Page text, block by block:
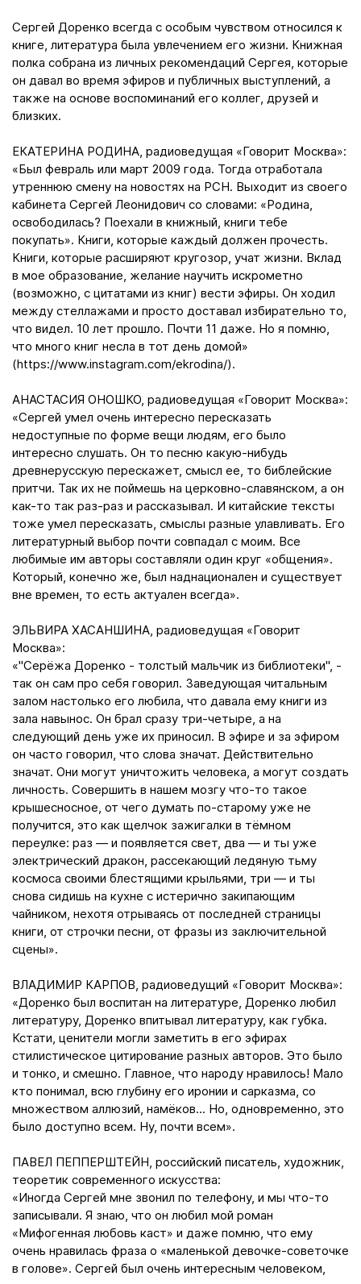
Сергей Доренко всегда с особым чувством относился к
книге, литература была увлечением его жизни. Книжная
полка собрана из личных рекомендаций Сергея, которые
он давал во время эфиров и публичных выступлений, а
также на основе воспоминаний его коллег, друзей и
близких.
ЕКАТЕРИНА РОДИНА, радиоведущая «Говорит Москва»:
«Был февраль или март 2009 года. Тогда отработала
утреннюю смену на новостях на РСН. Выходит из своего
кабинета Сергей Леонидович со словами: «Родина,
освободилась? Поехали в книжный, книги тебе
покупать». Книги, которые каждый должен прочесть.
Книги, которые расширяют кругозор, учат жизни. Вклад
в мое образование, желание научить искрометно
(возможно, с цитатами из книг) вести эфиры. Он ходил
между стеллажами и просто доставал избирательно то,
что видел. 10 лет прошло. Почти 11 даже. Но я помню,
что много книг несла в тот день домой»
(https://www.instagram.com/ekrodina/).
АНАСТАСИЯ ОНОШКО, радиоведущая «Говорит Москва»:
«Сергей умел очень интересно пересказать
недоступные по форме вещи людям, его было
интересно слушать. Он то песню какую-нибудь
древнерусскую перескажет, смысл ее, то библейские
притчи. Так их не поймешь на церковно-славянском, а он
как-то так раз-раз и рассказывал. И китайские тексты
тоже умел пересказать, смыслы разные улавливать. Его
литературный выбор почти совпадал с моим. Все
любимые им авторы составляли один круг «общения».
Который, конечно же, был наднационален и существует
вне времен, то есть актуален всегда».
ЭЛЬВИРА ХАСАНШИНА, радиоведущая «Говорит
Москва»:
«"Серёжа Доренко - толстый мальчик из библиотеки", -
так он сам про себя говорил. Заведующая читальным
залом настолько его любила, что давала ему книги из
зала навынос. Он брал сразу три-четыре, а на
следующий день уже их приносил. В эфире и за эфиром
он часто говорил, что слова значат. Действительно
значат. Они могут уничтожить человека, а могут создать
личность. Совершить в нашем мозгу что-то такое
крышесносное, от чего думать по-старому уже не
получится, это как щелчок зажигалки в тёмном
переулке: раз — и появляется свет, два — и ты уже
электрический дракон, рассекающий ледяную тьму
космоса своими блестящими крыльями, три — и ты
снова сидишь на кухне с истерично закипающим
чайником, нехотя отрываясь от последней страницы
книги, от строчки песни, от фразы из заключительной
сцены».
ВЛАДИМИР КАРПОВ, радиоведущий «Говорит Москва»:
«Доренко был воспитан на литературе, Доренко любил
литературу, Доренко впитывал литературу, как губка.
Кстати, ценители могли заметить в его эфирах
стилистическое цитирование разных авторов. Это было
и тонко, и смешно. Главное, что народу нравилось! Мало
кто понимал, всю глубину его иронии и сарказма, со
множеством аллюзий, намёков... Но, одновременно, это
было доступно всем. Ну, почти всем».
ПАВЕЛ ПЕППЕРШТЕЙН, российский писатель, художник,
теоретик современного искусства:
«Иногда Сергей мне звонил по телефону, и мы что-то
записывали. Я знаю, что он любил мой роман
«Мифогенная любовь каст» и даже помню, что ему
очень нравилась фраза о «маленькой девочке-советочке
в голове». Сергей был очень интересным человеком,